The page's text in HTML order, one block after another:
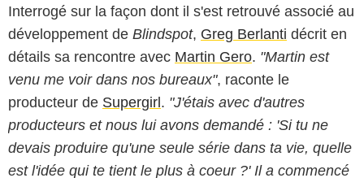
Interrogé sur la façon dont il s'est retrouvé associé au
développement de Blindspot, Greg Berlanti décrit en
détails sa rencontre avec Martin Gero. "Martin est
venu me voir dans nos bureaux", raconte le
producteur de Supergirl . "J'étais avec d'autres
producteurs et nous lui avons demandé : 'Si tu ne
devais produire qu'une seule série dans ta vie, quelle
est l'idée qui te tient le plus à coeur ?' Il a commencé